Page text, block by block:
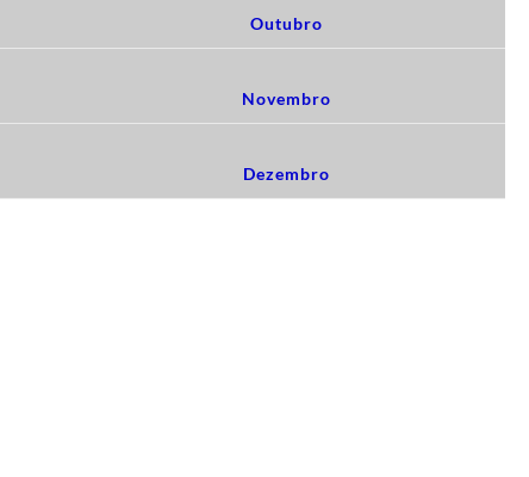
Outubro
Novembro
Dezembro